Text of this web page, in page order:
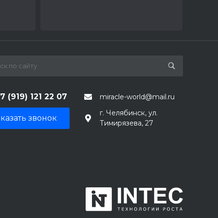
(919) 121 22 07 miracle-world@mail.ru
звонок
г. Челябинск, ул.
Тимирязева, 27